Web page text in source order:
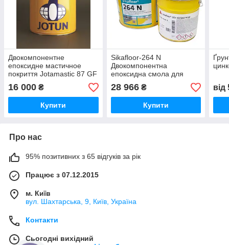
Двокомпонентне
епоксидне мастичное
покриття Jotamastic 87 GF
16 000 ₴
Купити
Sikafloor-264 N
Двокомпонентна
епоксидна смола для
фінішних покриттів, 30 кг
28 966₴
Купити
від
Про нас
95% позитивних з 65 відгуків за рік
Працює з 07.12.2015
м. Київ
вул. Шахтарська, 9, Київ, Україна
Контакти
Сьогодні вихідний